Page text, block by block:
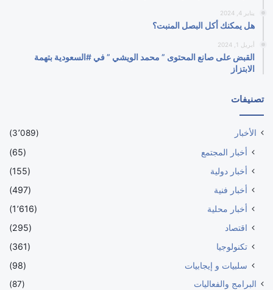
يناير 4, 2024
هل يمكنك أكل البصل المنبت؟
أبريل 1, 2024
القبض على صانع المحتوى ” محمد الويشي ” في #السعودية بتهمة
الابتزاز
تصنيفات
الأخبار (3٬089)
أخبار المجتمع
(65)
أخبار دولية
(155)
أخبار فنية
(497)
أخبار محلية
(1٬616)
اقتصاد
(295)
تكنولوجيا
(361)
سلبيات و إيجابيات
(98)
البرامج والفعاليات
(87)